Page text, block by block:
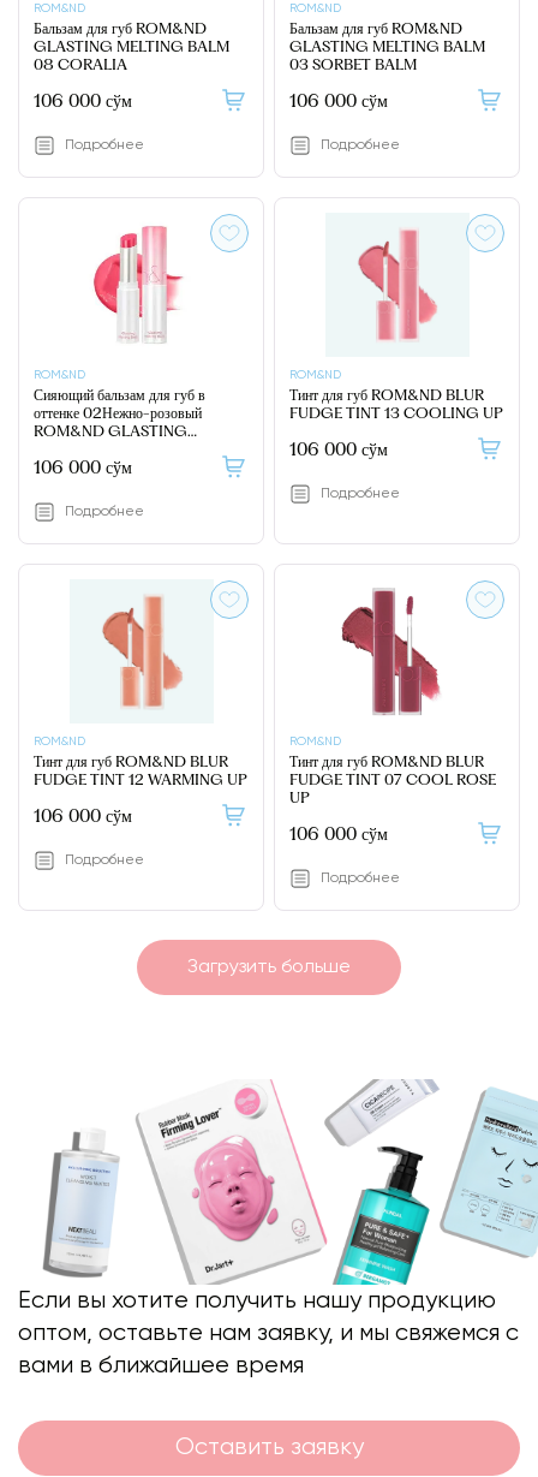
ROM&ND
Бальзам для губ ROM&ND
GLASTING MELTING BALM
08 CORALIA
106 000 сўм
Подробнее
ROM&ND
Бальзам для губ ROM&ND
GLASTING MELTING BALM
03 SORBET BALM
106 000 сўм
Подробнее
ROM&ND
Сияющий бальзам для губ в
оттенке 02Нежно-розовый
ROM&ND GLASTING
PINK
106 000 сўм
Подробнее
ROM&ND
Тинт для губ ROM&ND BLUR
FUDGE TINT 13 COOLING UP
106 000 сўм
Подробнее
ROM&ND
Тинт для губ ROM&ND BLUR
FUDGE TINT 12 WARMING UP
106 000 сўм
Подробнее
ROM&ND
Тинт для губ ROM&ND BLUR
FUDGE TINT 07 COOL ROSE
UP
106 000 сўм
Подробнее
Загрузить больше
Если вы хотите получить нашу продукцию
оптом, оставьте нам заявку, и мы свяжемся с
вами в ближайшее время
Оставить заявку